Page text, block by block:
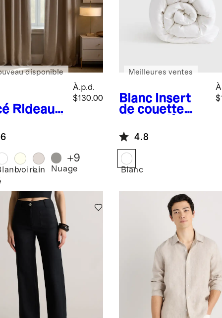
Rideau
–
À.p.d.
$130.00
disponible
IvoireLin Nuage
+9
Blanc Insert
de couette
Premium
Down
Meilleures ventes
4.8
Blanc